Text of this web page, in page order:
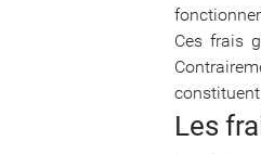
Ces frais
constituent
Les